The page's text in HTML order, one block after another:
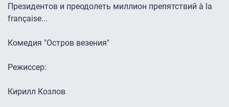
Президентов и преодолеть миллион препятствий à la
française...
Комедия "Остров везения"
Режиссер:
Кирилл Козлов